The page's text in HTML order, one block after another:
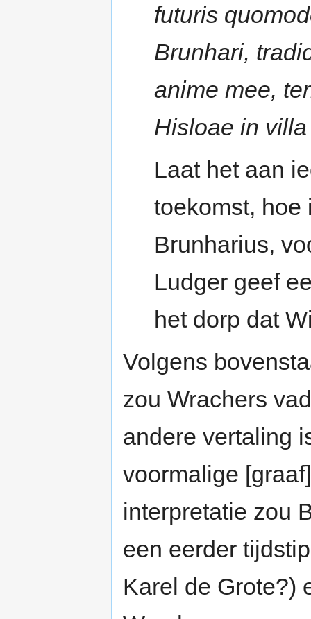
futuris
Brunhari,
anime mee,
Hisloae in
Laat het aan
toekomst, hoe
Brunharius,
Ludger geef
het dorp dat
Volgens
zou Wrachers
andere vertaling
voormalige
interpretatie zou
een eerder
Karel de Grote?)